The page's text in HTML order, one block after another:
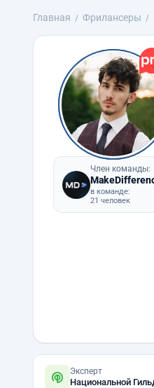
Главная Фрилансеры
Член команды:
в команде:
21 человек
Эксперт
Национальной